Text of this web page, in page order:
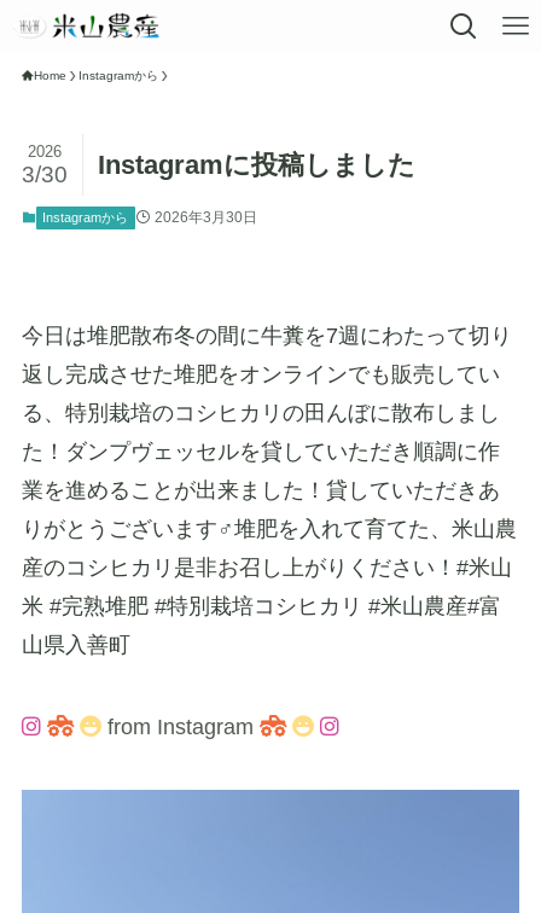
Home Instagramから
Instagramに投稿しました
2026
3/30
Instagramから 2026年3月30日
今日は堆肥散布冬の間に牛糞を7週にわたって切り
返し完成させた堆肥をオンラインでも販売してい
る、特別栽培のコシヒカリの田んぼに散布しまし
た！ダンプヴェッセルを貸していただき順調に作
業を進めることが出来ました！貸していただきあ
りがとうございます‍♂️堆肥を入れて育てた、米山農
産のコシヒカリ是非お召し上がりください！#米山
米 #完熟堆肥 #特別栽培コシヒカリ #米山農産#富
山県入善町
from Instagram